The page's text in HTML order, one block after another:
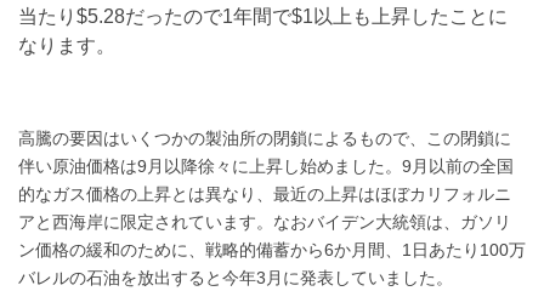
当たり$5.28だったので1年間で$1以上も上昇したことに
なります。
高騰の要因はいくつかの製油所の閉鎖によるもので、この閉鎖に
伴い原油価格は9月以降徐々に上昇し始めました。9月以前の全国
的なガス価格の上昇とは異なり、最近の上昇はほぼカリフォルニ
アと西海岸に限定されています。なおバイデン大統領は、ガソリ
ン価格の緩和のために、戦略的備蓄から6か月間、1日あたり100万
バレルの石油を放出すると今年3月に発表していました。